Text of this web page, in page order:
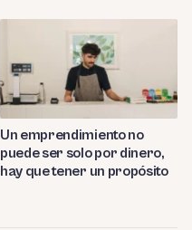
Un emprendimiento no
puede ser solo por dinero,
hay que tener un propósito